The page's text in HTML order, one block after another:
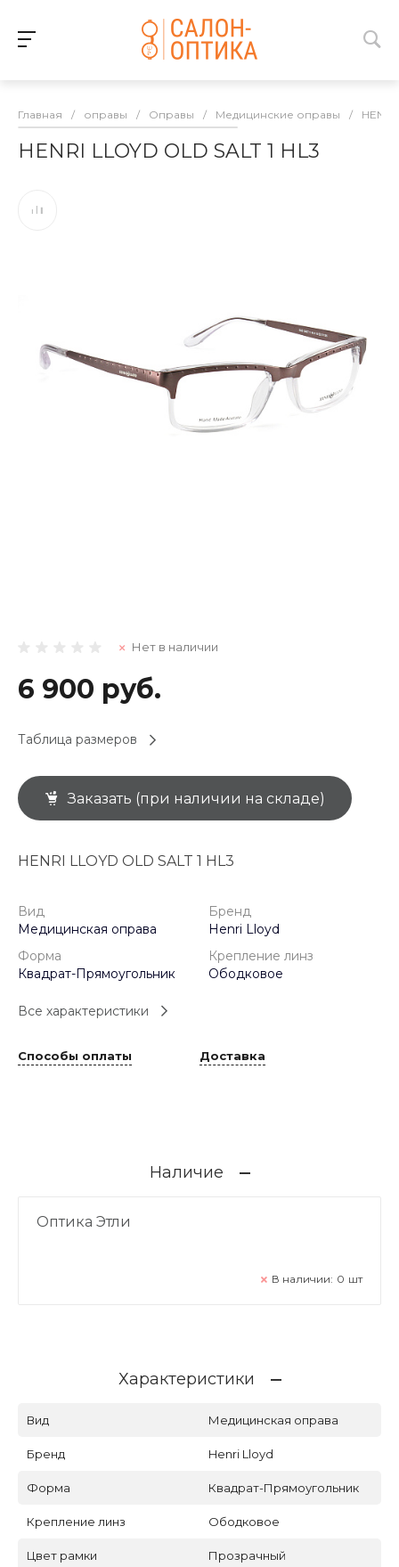
Главная / оправы / Оправы / Медицинские оправы /
HENRI LLOYD OLD SALT 1 HL3
Нет в наличии
6 900 руб.
Таблица размеров
Заказать (при наличии на складе)
HENRI LLOYD OLD SALT 1 HL3
Вид
Медицинская оправа
Бренд
Henri Lloyd
Форма
Квадрат-Прямоугольник
Крепление линз
Ободковое
Все характеристики
Способы оплаты Доставка
Наличие
Оптика Этли
В наличии: 0 шт
Характеристики
Вид Медицинская оправа
Бренд Henri Lloyd
Форма Квадрат-Прямоугольник
Крепление линз Ободковое
Цвет рамки Прозрачный